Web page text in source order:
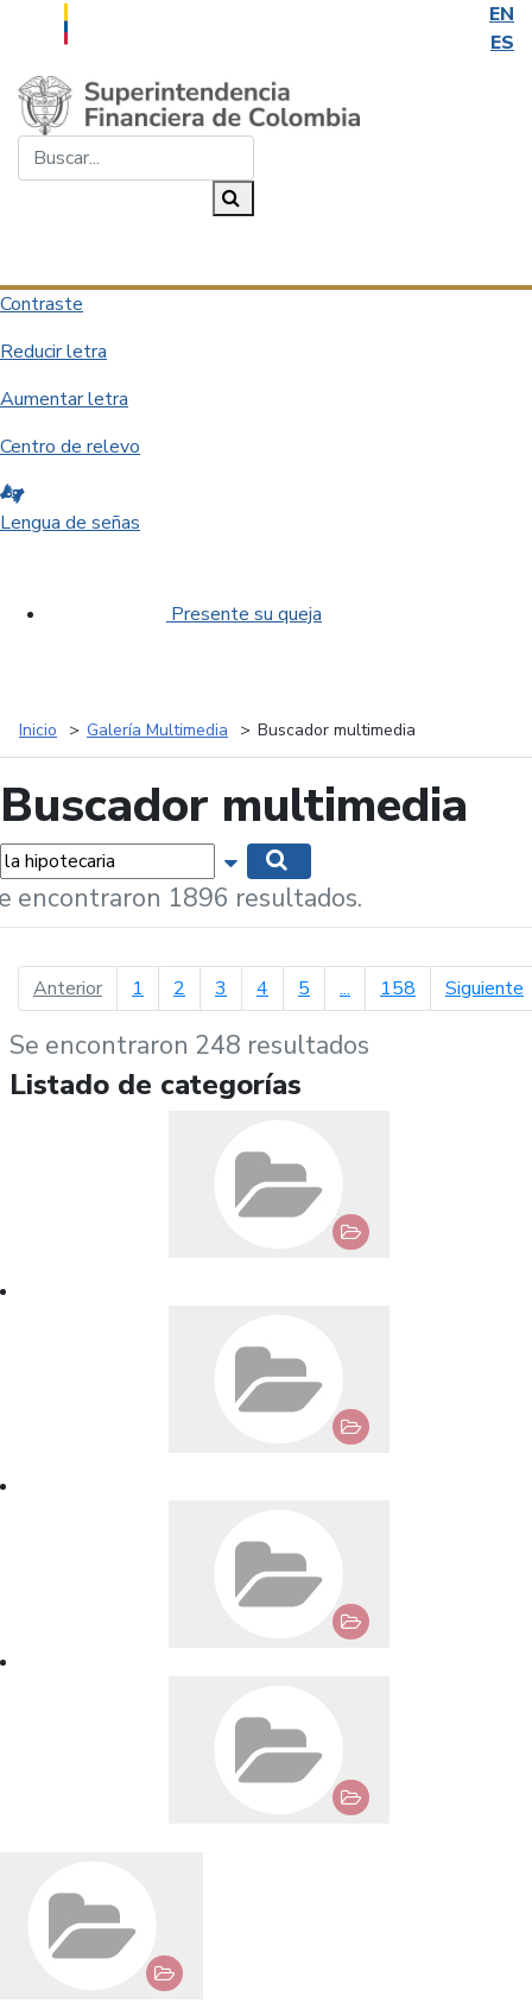
EN
ES
Saltar al contenido principal
Contraste
Reducir letra
Aumentar letra
Centro de relevo
Lengua de señas
Presente su queja
Inicio Galería Multimedia Buscador multimedia
Buscador multimedia
Mostrar opciones de búsqueda
encontraron 1896 resultados.
Anteriorpágina anterior
1 2 3 4 5 ... 158 Siguiente
Se encontraron 248 resultados
Listado de categorías